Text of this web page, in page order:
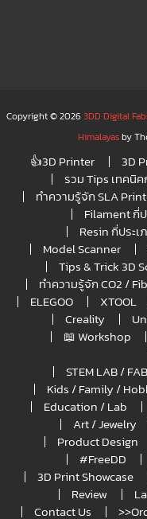
Copyright © 20263DD Digital
Himalayasby
👍3D Printer 3D
รวม Tips เทคนิ
ทำความรู้จัก SLA
Filament กี่ป
Resin กี่ประเ
Model Scanner
Tips & Trick 3D
ทำความรู้จัก CO2 /
ELEGOO
XTOOL
Creality
📖 Workshop
STEM LAB /
Kids / Family /
Education / Lab
Art / Jewelry
Product Design
#FreeDD
3D Print Showcase
Review
Contact Us